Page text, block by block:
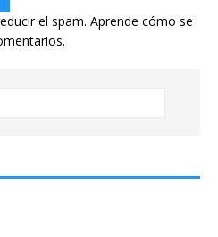
el spam. Aprende cómo se